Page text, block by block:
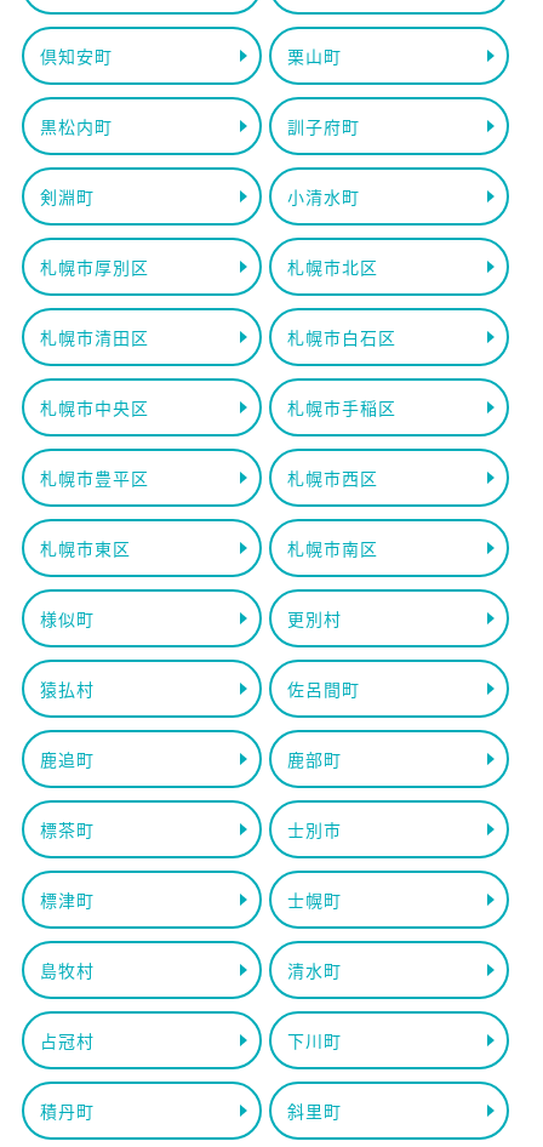
倶知安町 栗山町
黒松内町 訓子府町
剣淵町 小清水町
札幌市厚別区 札幌市北区
札幌市清田区 札幌市白石区
札幌市中央区 札幌市手稲区
札幌市豊平区 札幌市西区
札幌市東区 札幌市南区
様似町 更別村
猿払村 佐呂間町
鹿追町 鹿部町
標茶町 士別市
標津町 士幌町
島牧村 清水町
占冠村 下川町
積丹町 斜里町